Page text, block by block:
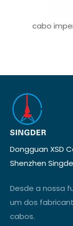
Dongguan XSD
Shenzhen
Desde a nossa
um dos
cabos.